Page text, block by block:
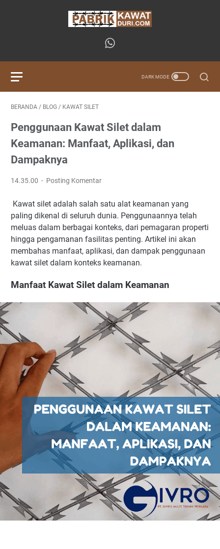
BERANDA / BLOG / KAWAT SILET
Penggunaan Kawat Silet dalam
Keamanan: Manfaat, Aplikasi, dan
Dampaknya
14.35.00 Posting Komentar
Kawat silet adalah salah satu alat keamanan yang
paling dikenal di seluruh dunia. Penggunaannya telah
meluas dalam berbagai konteks, dari pemagaran properti
hingga pengamanan fasilitas penting. Artikel ini akan
membahas manfaat, aplikasi, dan dampak penggunaan
kawat silet dalam konteks keamanan.
Manfaat Kawat Silet dalam Keamanan